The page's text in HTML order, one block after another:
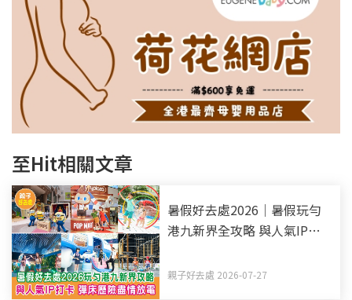
至Hit相關文章
暑假好去處2026｜暑假玩勻
港九新界全攻略 與人氣IP打
更新）
親子好去處 2026-07-27